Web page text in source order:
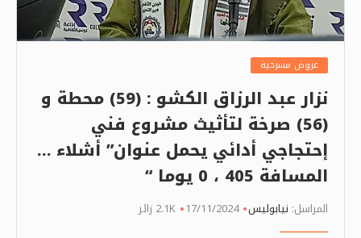
عروض مسرحية
نزار عبد الرزاق الكشو : (59) محطة و
(56) صرخة لتأثيث مشروع فني
إحتجاجي أدائي يحمل عنوان” أشلاء …
المسافة 405 ، 0 يوما “
المراسل: نيابوليس 17/11/2024 2.1K زائر